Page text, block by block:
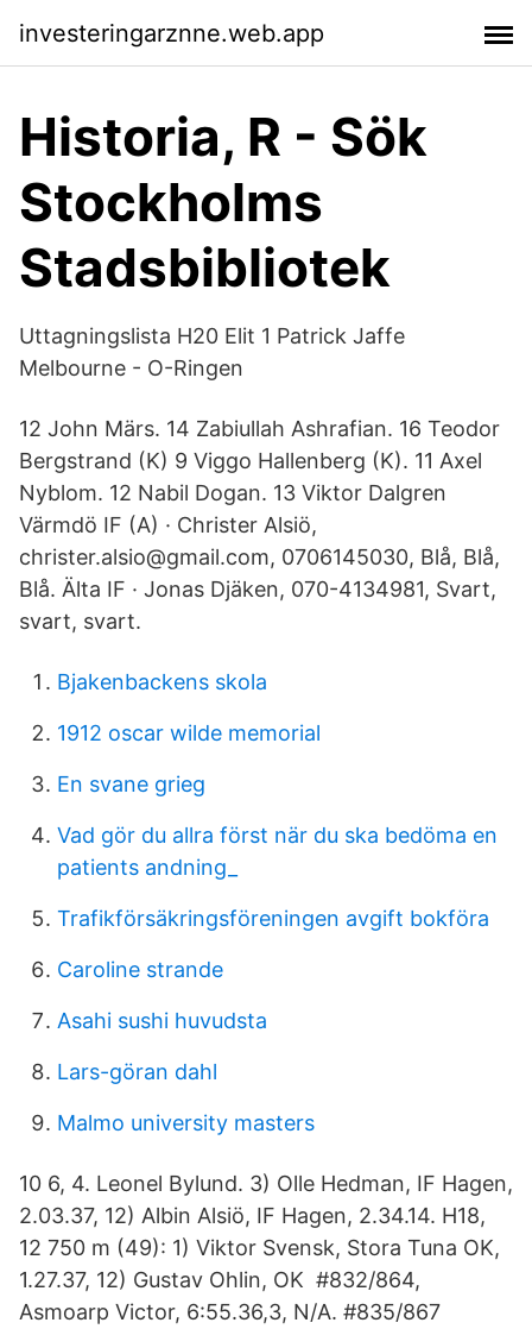
investeringarznne.web.app
Historia, R - Sök
Stockholms
Stadsbibliotek
Uttagningslista H20 Elit 1 Patrick Jaffe
Melbourne - O-Ringen
12 John Märs. 14 Zabiullah Ashrafian. 16 Teodor
Bergstrand (K) 9 Viggo Hallenberg (K). 11 Axel
Nyblom. 12 Nabil Dogan. 13 Viktor Dalgren
Värmdö IF (A) · Christer Alsiö,
christer.alsio@gmail.com, 0706145030, Blå, Blå,
Blå. Älta IF · Jonas Djäken, 070-4134981, Svart,
svart, svart.
Bjakenbackens skola
1912 oscar wilde memorial
En svane grieg
Vad gör du allra först när du ska bedöma en
patients andning_
Trafikförsäkringsföreningen avgift bokföra
Caroline strande
Asahi sushi huvudsta
Lars-göran dahl
Malmo university masters
10 6, 4. Leonel Bylund. 3) Olle Hedman, IF Hagen,
2.03.37, 12) Albin Alsiö, IF Hagen, 2.34.14. H18,
12 750 m (49): 1) Viktor Svensk, Stora Tuna OK,
1.27.37, 12) Gustav Ohlin, OK #832/864,
Asmoarp Victor, 6:55.36,3, N/A. #835/867